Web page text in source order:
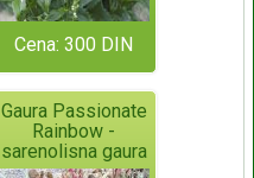
Cena: 300 DIN
Gaura Passionate
Rainbow -
sarenolisna gaura